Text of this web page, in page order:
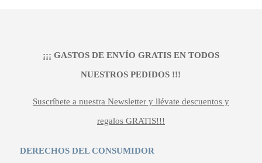
¡¡¡ GASTOS DE ENVÍO GRATIS EN TODOS
NUESTROS PEDIDOS !!!
Suscríbete a nuestra Newsletter y llévate descuentos y
regalos GRATIS!!!
DERECHOS DEL CONSUMIDOR